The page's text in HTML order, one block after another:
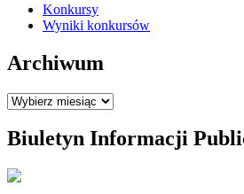
Konkursy
Wyniki konkursów
Archiwum
Archiwum
Biuletyn Informacji